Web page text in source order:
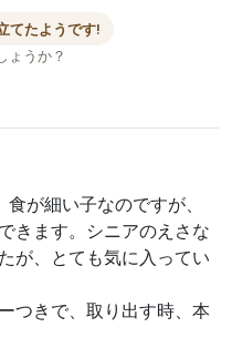
てたようです!
ょうか？
が細い子なのですが、
きます。シニアのえさな
が、とても気に入ってい
つきで、取り出す時、本